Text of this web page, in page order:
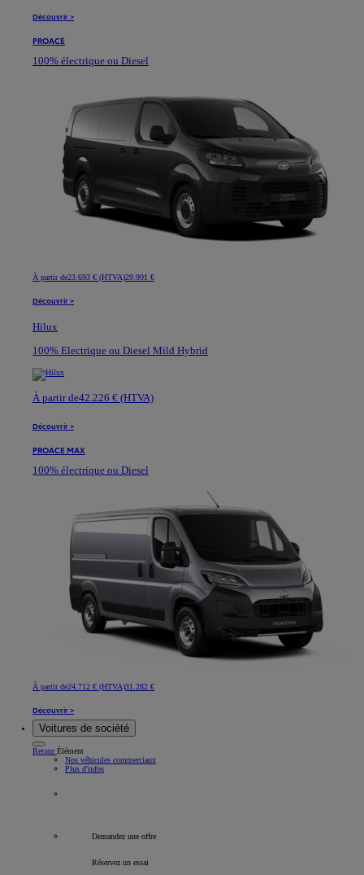
Découvrir >
PROACE
100% électrique ou Diesel
À partir de23.693 € (HTVA)29.991 €
Découvrir >
Hilux
100% Electrique ou Diesel Mild Hybrid
À partir de42.226 € (HTVA)
Découvrir >
PROACE MAX
100% électrique ou Diesel
À partir de24.712 € (HTVA)31.282 €
Découvrir >
Voitures de société
RetourÉlément
Nos véhicules commerciaux
Plus d'infos
Demandez une offre
Réservez un essai